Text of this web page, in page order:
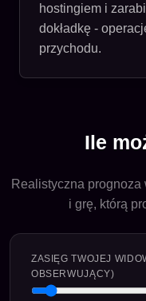
hostingiem i
dokładkę -
przychodu.
Ile
Realistyczna
i grę, którą
ZASIĘG TWOJEJ
OBSERWUJĄCY)